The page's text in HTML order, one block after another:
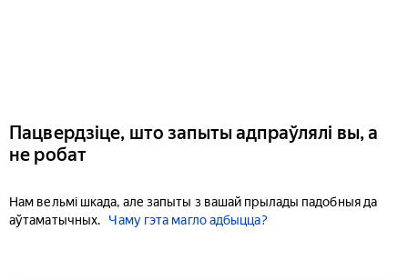
Пацвердзіце, што запыты адпраўлялі вы, а
не робат
Нам вельмі шкада, але запыты з вашай прылады падобныя да
аўтаматычных.
Чаму гэта магло адбыцца?